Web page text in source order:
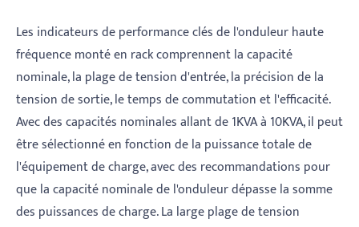
Les indicateurs de performance clés de l'onduleur haute
fréquence monté en rack comprennent la capacité
nominale, la plage de tension d'entrée, la précision de la
tension de sortie, le temps de commutation et l'efficacité.
Avec des capacités nominales allant de 1KVA à 10KVA, il peut
être sélectionné en fonction de la puissance totale de
l'équipement de charge, avec des recommandations pour
que la capacité nominale de l'onduleur dépasse la somme
des puissances de charge. La large plage de tension